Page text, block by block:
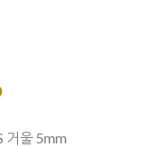
거울 5mm